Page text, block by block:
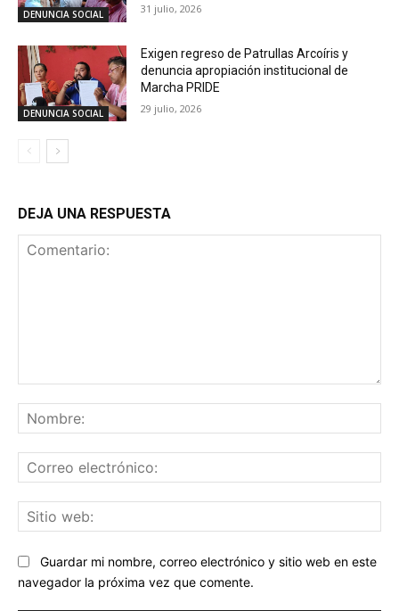
DENUNCIA SOCIAL 31 julio, 2026
DENUNCIA SOCIAL
Exigen regreso de Patrullas Arcoíris y
denuncia apropiación institucional de
Marcha PRIDE
29 julio, 2026
DEJA UNA RESPUESTA
Guardar mi nombre, correo electrónico y sitio web en este
navegador la próxima vez que comente.